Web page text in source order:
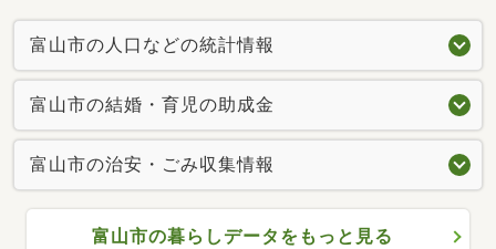
富山市の人口などの統計情報
富山市の結婚・育児の助成金
富山市の治安・ごみ収集情報
富山市の暮らしデータをもっと見る